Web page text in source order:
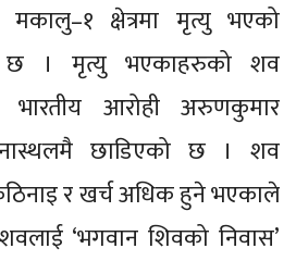
क्षेत्रमा मृत्यु भएको
छ । मृत्यु भएकाहरुको शव
भारतीय आरोही अरुणकुमार
छाडिएको छ । शव
र खर्च अधिक हुने भएकाले
‘भगवान शिवको निवास’